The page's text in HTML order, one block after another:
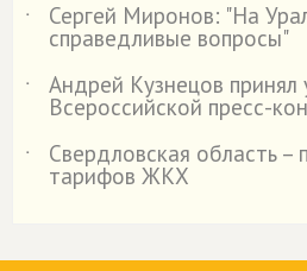
˙
Сергей Миронов: "На
справедливые вопросы"
˙
Андрей Кузнецов принял
Всероссийской пресс-
˙
Свердловская область –
тарифов ЖКХ